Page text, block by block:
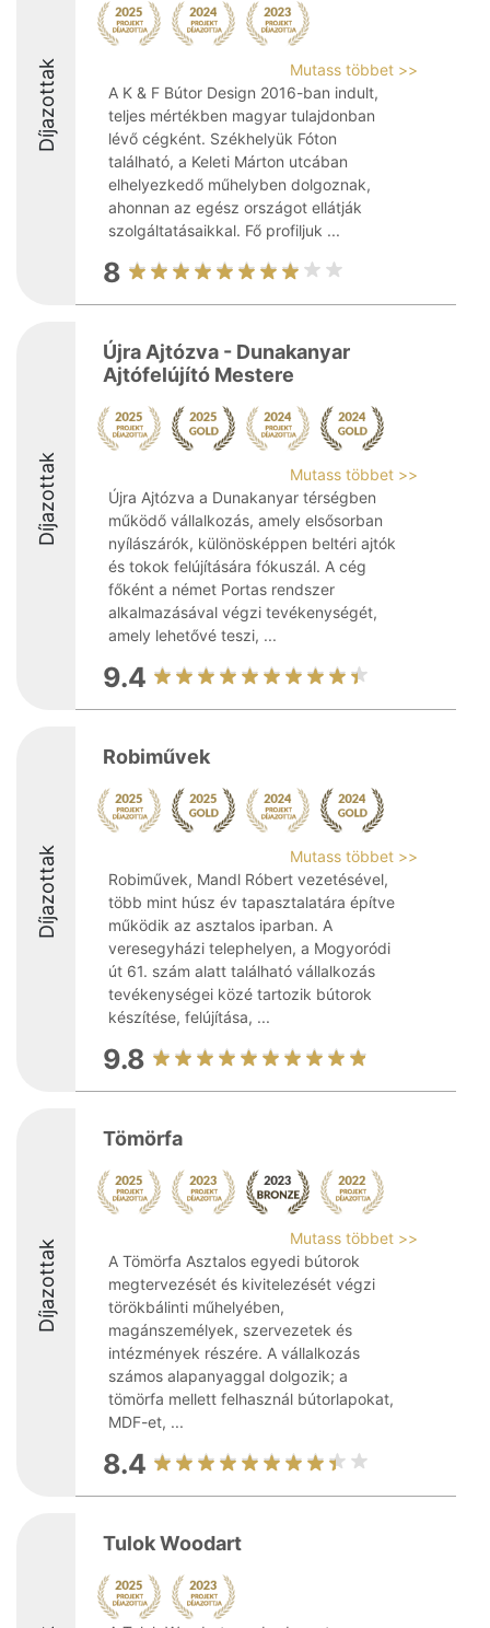
Díjazottak
Mutass többet >>
A K & F Bútor Design 2016-ban indult,
teljes mértékben magyar tulajdonban
lévő cégként. Székhelyük Fóton
található, a Keleti Márton utcában
elhelyezkedő műhelyben dolgoznak,
ahonnan az egész országot ellátják
szolgáltatásaikkal. Fő profiljuk ...
8
Díjazottak
Újra Ajtózva - Dunakanyar
Ajtófelújító Mestere
Mutass többet >>
Újra Ajtózva a Dunakanyar térségben
működő vállalkozás, amely elsősorban
nyílászárók, különösképpen beltéri ajtók
és tokok felújítására fókuszál. A cég
főként a német Portas rendszer
alkalmazásával végzi tevékenységét,
amely lehetővé teszi, ...
9.4
Díjazottak
Robiművek
Mutass többet >>
Robiművek, Mandl Róbert vezetésével,
több mint húsz év tapasztalatára építve
működik az asztalos iparban. A
veresegyházi telephelyen, a Mogyoródi
út 61. szám alatt található vállalkozás
tevékenységei közé tartozik bútorok
készítése, felújítása, ...
9.8
Díjazottak
Tömörfa
Mutass többet >>
A Tömörfa Asztalos egyedi bútorok
megtervezését és kivitelezését végzi
törökbálinti műhelyében,
magánszemélyek, szervezetek és
intézmények részére. A vállalkozás
számos alapanyaggal dolgozik; a
tömörfa mellett felhasznál bútorlapokat,
MDF-et, ...
8.4
Tulok Woodart